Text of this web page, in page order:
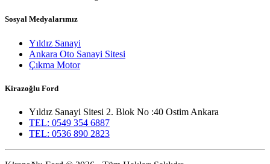
Sosyal Medyalarımız
Yıldız Sanayi
Ankara Oto Sanayi Sitesi
Çıkma Motor
Kirazoğlu Ford
Yıldız Sanayi Sitesi 2. Blok No :40 Ostim Ankara
TEL: 0549 354 6887
TEL: 0536 890 2823